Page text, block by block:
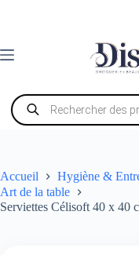
Recherche
de
produits
Accueil
Hygiène &
Art de la table
Serviettes Célisoft 40 x 40